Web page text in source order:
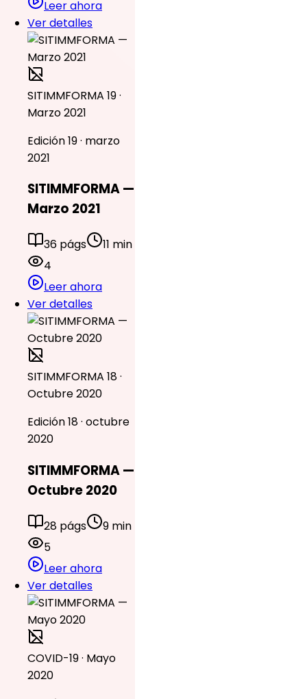
Leer ahora
Ver detalles
SITIMMFORMA 19 ·
Marzo 2021
Edición 19 · marzo
2021
SITIMMFORMA —
Marzo 2021
36 págs
11 min
4
Leer ahora
Ver detalles
SITIMMFORMA 18 ·
Octubre 2020
Edición 18 · octubre
2020
SITIMMFORMA —
Octubre 2020
28 págs
9 min
5
Leer ahora
Ver detalles
COVID-19 · Mayo
2020